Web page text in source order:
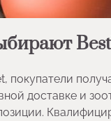
покупатели
доставке и